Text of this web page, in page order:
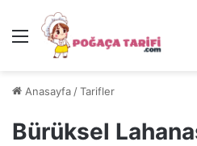
Menü
Anasayfa /Tarifler
Bürüksel